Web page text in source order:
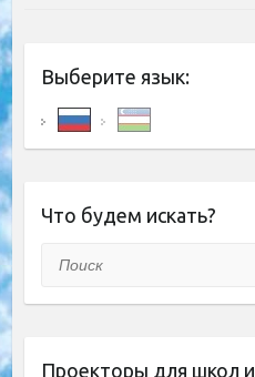
Выберите язык:
Что будем искать?
Поиск
Проекторы для школ